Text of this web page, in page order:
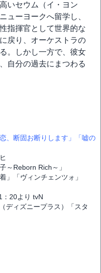
いセウム（イ・ヨン
ューヨークへ留学し、
指揮官として世界的な
戻り、オーケストラの
。しかし一方で、彼女
自分の過去にまつわる
恋、断固お断りします」
「嘘の
～Reborn Rich～」
」「ヴィンチェンツォ」
20より tvN
ディズニープラス）「スタ